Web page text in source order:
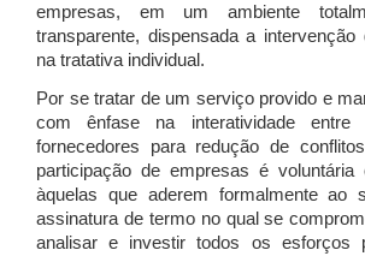
empresas, em um ambiente
transparente, dispensada a intervenção
na tratativa individual.
Por se tratar de um serviço provido e
com ênfase na interatividade entre
fornecedores para redução de
participação de empresas é
àquelas que aderem formalmente ao
assinatura de termo no qual se
analisar e investir todos os esforços